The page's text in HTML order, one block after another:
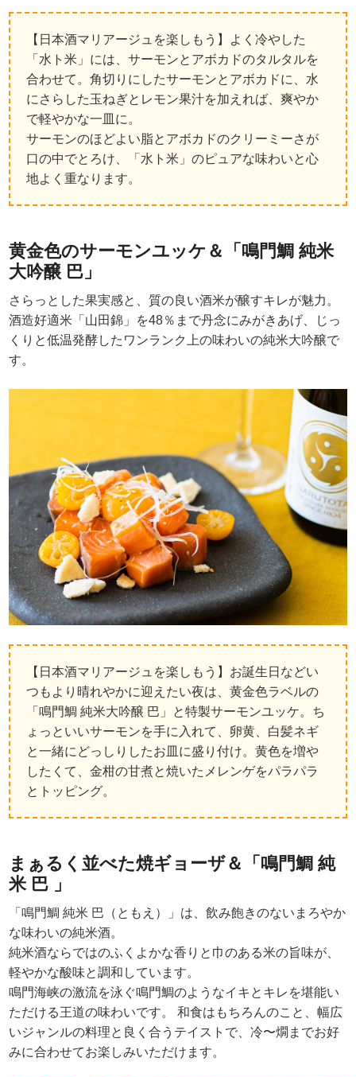
【日本酒マリアージュを楽しもう】よく冷やした
「水ト米」には、サーモンとアボカドのタルタルを
合わせて。角切りにしたサーモンとアボカドに、水
にさらした玉ねぎとレモン果汁を加えれば、爽やか
で軽やかな一皿に。
サーモンのほどよい脂とアボカドのクリーミーさが
口の中でとろけ、「水ト米」のピュアな味わいと心
地よく重なります。
黄金色のサーモンユッケ＆「鳴門鯛 純米
大吟醸 巴」
さらっとした果実感と、質の良い酒米が醸すキレが魅力。
酒造好適米「山田錦」を48％まで丹念にみがきあげ、じっ
くりと低温発酵したワンランク上の味わいの純米大吟醸で
す。
【日本酒マリアージュを楽しもう】お誕生日などい
つもより晴れやかに迎えたい夜は、黄金色ラベルの
「鳴門鯛 純米大吟醸 巴」と特製サーモンユッケ。ち
ょっといいサーモンを手に入れて、卵黄、白髪ネギ
と一緒にどっしりしたお皿に盛り付け。黄色を増や
したくて、金柑の甘煮と焼いたメレンゲをパラパラ
とトッピング。
まぁるく並べた焼ギョーザ＆「鳴門鯛 純
米 巴 」
「鳴門鯛 純米 巴（ともえ）」は、飲み飽きのないまろやか
な味わいの純米酒。
純米酒ならではのふくよかな香りと巾のある米の旨味が、
軽やかな酸味と調和しています。
鳴門海峡の激流を泳ぐ鳴門鯛のようなイキとキレを堪能い
ただける王道の味わいです。 和食はもちろんのこと、幅広
いジャンルの料理と良く合うテイストで、冷〜燗までお好
みに合わせてお楽しみいただけます。